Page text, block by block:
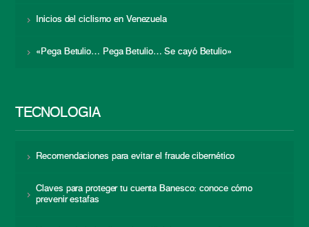
Inicios del ciclismo en Venezuela
«Pega Betulio… Pega Betulio… Se cayó Betulio»
TECNOLOGÍA
Recomendaciones para evitar el fraude cibernético
Claves para proteger tu cuenta Banesco: conoce cómo
prevenir estafas